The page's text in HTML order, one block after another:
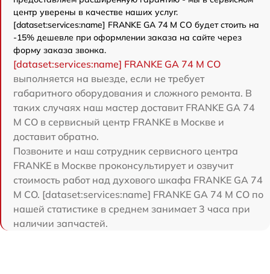
центр уверены в качестве наших услуг.
[dataset:services:name] FRANKE GA 74 M CO будет стоить на
-15% дешевле при оформлении заказа на сайте через
форму заказа звонка.
[dataset:services:name] FRANKE GA 74 M CO
выполняется на выезде, если не требует
габаритного оборудования и сложного ремонта. В
таких случаях наш мастер доставит FRANKE GA 74
M CO в сервисный центр FRANKE в Москве и
доставит обратно.
Позвоните и наш сотрудник сервисного центра
FRANKE в Москве проконсультирует и озвучит
стоимость работ над духового шкафа FRANKE GA 74
M CO. [dataset:services:name] FRANKE GA 74 M CO по
нашей статистике в среднем занимает 3 часа при
наличии запчастей.